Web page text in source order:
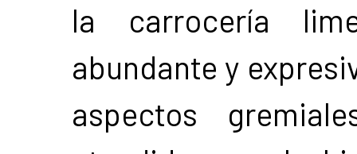
la carrocería
abundante y
aspectos